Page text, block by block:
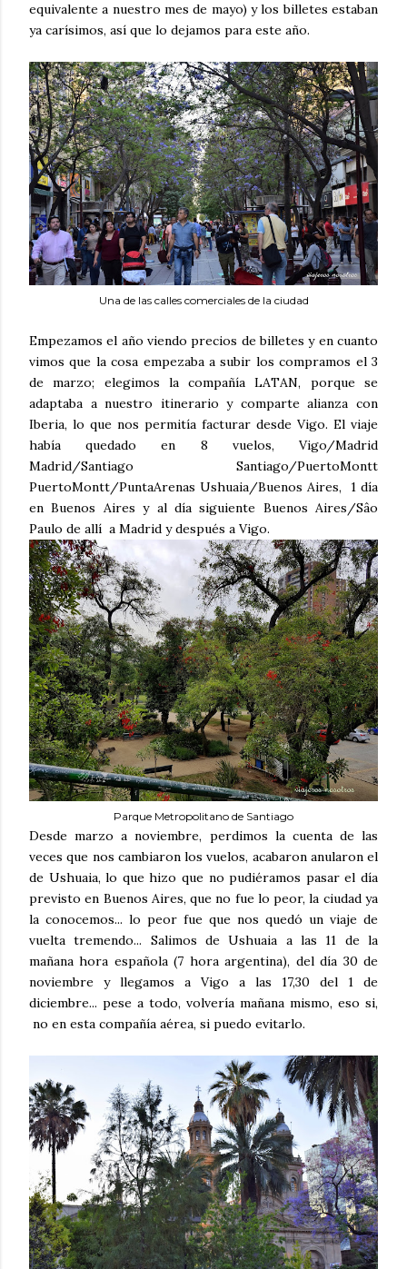
equivalente a nuestro mes de mayo) y los billetes estaban
ya carísimos, así que lo dejamos para este año.
Una de las calles comerciales de la ciudad
Empezamos el año viendo precios de billetes y en cuanto
vimos que la cosa empezaba a subir los compramos el 3
de marzo; elegimos la compañía LATAN, porque se
adaptaba a nuestro itinerario y comparte alianza con
Iberia, lo que nos permitía facturar desde Vigo. El viaje
había quedado en 8 vuelos, Vigo/Madrid
Madrid/Santiago Santiago/PuertoMontt
PuertoMontt/PuntaArenas Ushuaia/Buenos Aires, 1 día
en Buenos Aires y al día siguiente Buenos Aires/Sâo
Paulo de allí a Madrid y después a Vigo.
Parque Metropolitano de Santiago
Desde marzo a noviembre, perdimos la cuenta de las
veces que nos cambiaron los vuelos, acabaron anularon el
de Ushuaia, lo que hizo que no pudiéramos pasar el día
previsto en Buenos Aires, que no fue lo peor, la ciudad ya
la conocemos... lo peor fue que nos quedó un viaje de
vuelta tremendo... Salimos de Ushuaia a las 11 de la
mañana hora española (7 hora argentina), del día 30 de
noviembre y llegamos a Vigo a las 17,30 del 1 de
diciembre... pese a todo, volvería mañana mismo, eso si,
no en esta compañía aérea, si puedo evitarlo.